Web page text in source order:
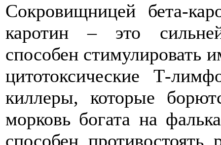
Сокровищницей бета-
каротин – это
способен стимулировать
цитотоксические Т-
киллеры, которые
морковь богата на
способен противостоять